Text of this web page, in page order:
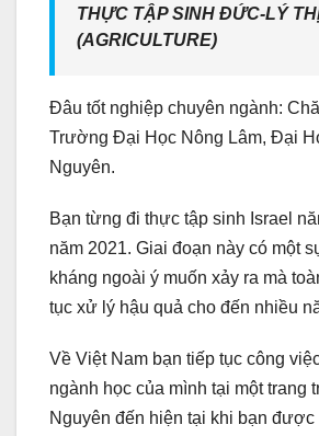
THỰC TẬP SINH ĐỨC-LÝ
(AGRICULTURE)
Đâu tốt nghiệp chuyên ngành:
Trường Đại Học Nông Lâm, Đại
Nguyên.
Bạn từng đi thực tập sinh Israel
năm 2021. Giai đoạn này có một
kháng ngoài ý muốn xảy ra mà
tục xử lý hậu quả cho đến nhiều
Về Việt Nam bạn tiếp tục công
ngành học của mình tại một trang
Nguyên đến hiện tại khi bạn được